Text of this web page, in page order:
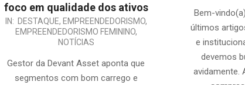
foco em qualidade dos ativos
2025-
IN: DESTAQUE, EMPREENDEDORISMO,
EMPREENDEDORISMO FEMININO,
NOTÍCIAS
Gestor da Devant Asset aponta que
segmentos com bom carrego e
28Bem-
últimos
e
devemos
avidamente.